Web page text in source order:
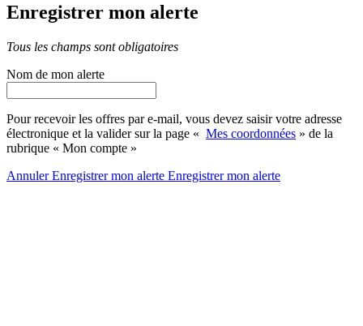
Enregistrer mon alerte
Tous les champs sont obligatoires
Nom de mon alerte
Pour recevoir les offres par e-mail, vous devez saisir votre adresse
électronique et la valider sur la page « Mes coordonnées » de la
rubrique « Mon compte »
AnnulerEnregistrer mon alerte Enregistrermon alerte